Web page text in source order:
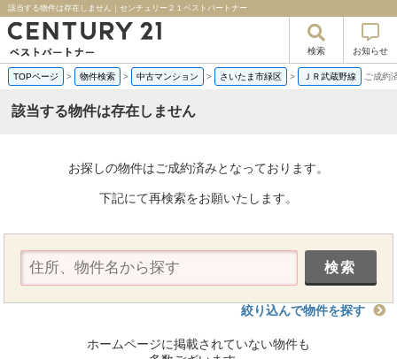
該当する物件は存在しません｜センチュリー２１ベストパートナー
検索 お知らせ
TOPページ > 物件検索 > 中古マンション > さいたま市緑区 > ＪＲ武蔵野線 ご成約
該当する物件は存在しません
お探しの物件はご成約済みとなっております。
下記にて再検索をお願いたします。
絞り込んで物件を探す
ホームページに掲載されていない物件も